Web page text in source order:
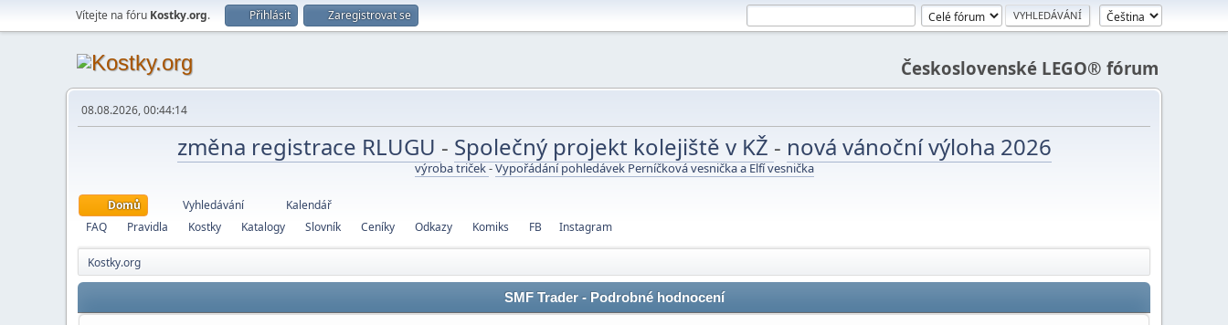
Vítejte na fóru Kostky.org. Přihlásit Zaregistrovat se
Československé LEGO® fórum
08.08.2026, 00:44:14
změna registrace RLUGU - Společný projekt kolejiště v KŽ - nová vánoční výloha 2026
výroba triček-Vypořádání pohledávek Perníčková vesnička a Elfí vesnička
Domů Vyhledávání
Kalendář
FAQ
Pravidla Kostky Katalogy Slovník Ceníky Odkazy Komiks FB Instagram
Kostky.org
SMF Trader - Podrobné hodnocení